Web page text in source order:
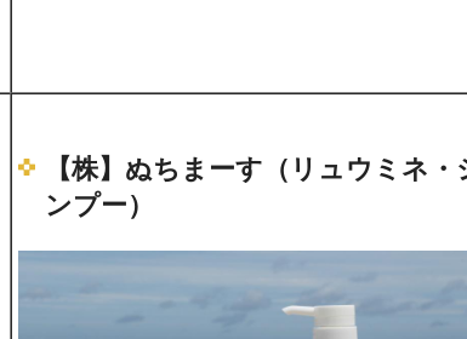
【株】ぬちまーす（リュウミネ・
ンプー）